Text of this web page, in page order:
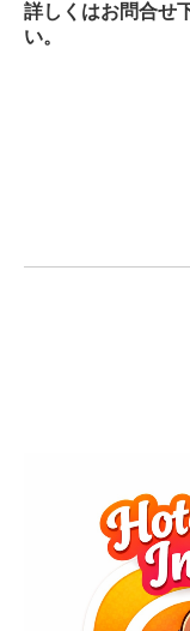
詳しくはお問合せ
い。